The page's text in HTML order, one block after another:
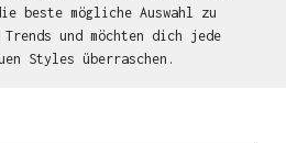
beste mögliche Auswahl zu
und möchten dich jede
Styles überraschen.